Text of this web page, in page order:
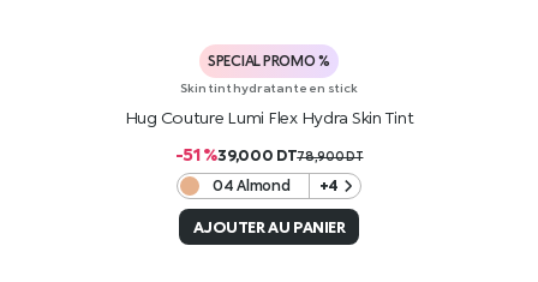
SPECIAL PROMO %
Skin tint hydratante en stick
Hug Couture Lumi Flex Hydra Skin Tint
-51 %39,000 DT78,900DT
04 Almond +4
AJOUTER AU PANIER